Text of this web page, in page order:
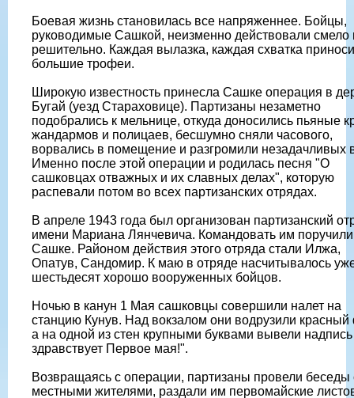
Боевая жизнь становилась все напряженнее. Бойцы,
руководимые Сашкой, неизменно действовали смело
решительно. Каждая вылазка, каждая схватка
большие трофеи.
Широкую известность принесла Сашке операция в
Бугай (уезд Стараховице). Партизаны незаметно
подобрались к мельнице, откуда доносились пьяные
жандармов и полицаев, бесшумно сняли часового,
ворвались в помещение и разгромили незадачливых
Именно после этой операции и родилась песня "О
сашковцах отважных и их славных делах", которую
распевали потом во всех партизанских отрядах.
В апреле 1943 года был организован партизанский
имени Мариана Лянчевича. Командовать им поручили
Сашке. Районом действия этого отряда стали Илжа,
Опатув, Сандомир. К маю в отряде насчитывалось
шестьдесят хорошо вооруженных бойцов.
Ночью в канун 1 Мая сашковцы совершили налет на
станцию Кунув. Над вокзалом они водрузили красный
а на одной из стен крупными буквами вывели
здравствует Первое мая!".
Возвращаясь с операции, партизаны провели беседы
местными жителями, раздали им первомайские